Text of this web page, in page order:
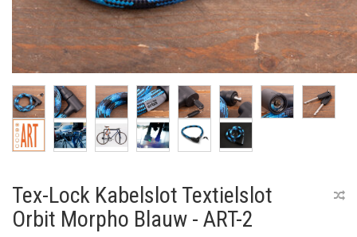
Tex-Lock Kabelslot Textielslot
Orbit Morpho Blauw - ART-2